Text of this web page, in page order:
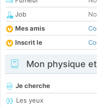
Job
Mes amis
Inscrit le
Mon physique
Je cherche
Les yeux